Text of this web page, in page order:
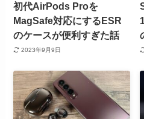
初代AirPods Proを
MagSafe対応にするESR
のケースが便利すぎた話
2023年9月9日